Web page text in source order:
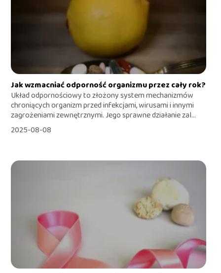
Jak wzmacniać odporność organizmu przez cały rok?
Układ odpornościowy to złożony system mechanizmów
chroniących organizm przed infekcjami, wirusami i innymi
zagrożeniami zewnętrznymi. Jego sprawne działanie zal...
2025-08-08